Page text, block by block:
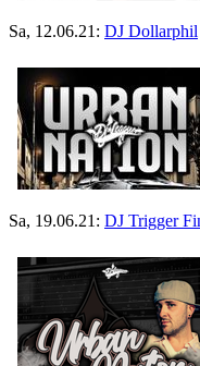
Sa, 12.06.21: DJ Dollarphil
Sa, 19.06.21: DJ Trigger